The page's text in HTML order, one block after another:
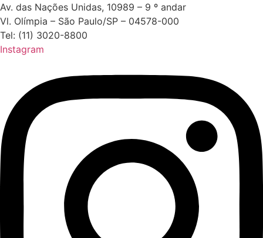
Av. das Nações Unidas, 10989 – 9 º andar
Vl. Olímpia – São Paulo/SP – 04578-000
Tel: (11) 3020-8800
Instagram